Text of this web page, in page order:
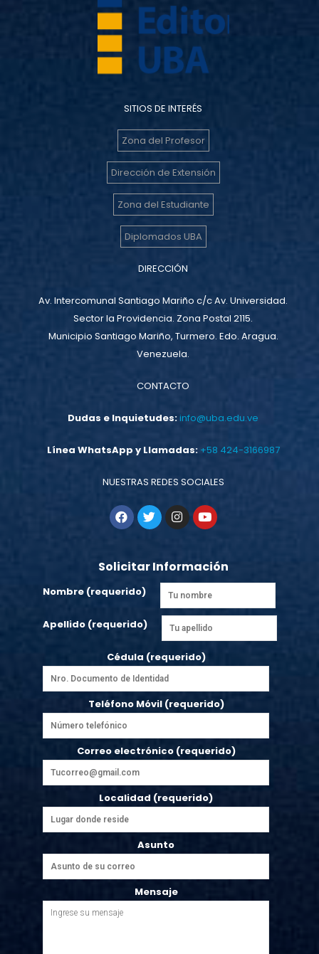
SITIOS DE INTERÉS
Zona del Profesor
Dirección de Extensión
Zona del Estudiante
Diplomados UBA
DIRECCIÓN
Av. Intercomunal Santiago Mariño c/c Av. Universidad.
Sector la Providencia. Zona Postal 2115.
Municipio Santiago Mariño, Turmero. Edo. Aragua.
Venezuela.
CONTACTO
Dudas e Inquietudes:info@uba.edu.ve
Línea WhatsApp y Llamadas:+58 424-3166987
NUESTRAS REDES SOCIALES
Solicitar Información
Nombre (requerido)
Apellido (requerido)
Cédula (requerido)
Teléfono Móvil (requerido)
Correo electrónico (requerido)
Localidad (requerido)
Asunto
Mensaje